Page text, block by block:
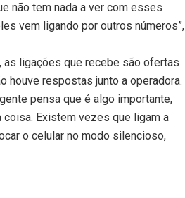
não tem nada a ver com esses
vem ligando por outros números”,
as ligações que recebe são ofertas
houve respostas junto a operadora.
pensa que é algo importante,
Existem vezes que ligam a
o celular no modo silencioso,